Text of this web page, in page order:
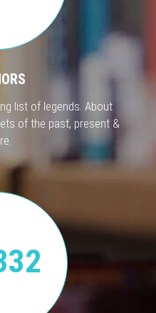
list of legends. About
of the past, present &